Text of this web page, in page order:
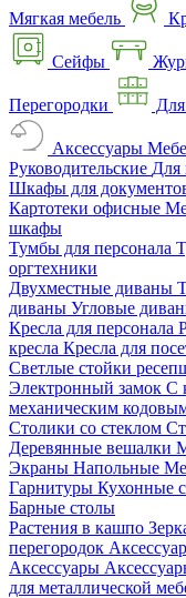
Мягкая мебель
Сейфы
Перегородки
Аксессуары
Руководительские Для
Шкафы для
Картотеки офисные
шкафы
Тумбы для персонала
оргтехники
Двухместные диваны
диваны Угловые
Кресла для персонала
кресла Кресла для
Светлые стойки
Электронный замок С
механическим
Столики со стеклом
Деревянные вешалки
Экраны Напольные
Гарнитуры Кухонные
Барные столы
Растения в кашпо
перегородок
Аксессуары
для металлической